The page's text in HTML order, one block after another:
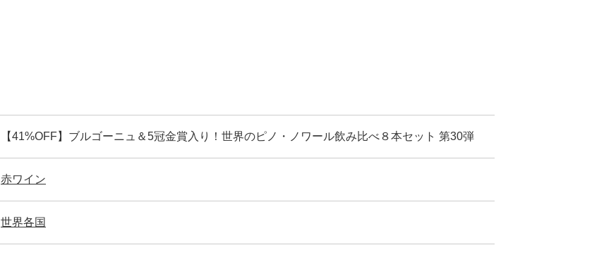
【41%OFF】ブルゴーニュ＆5冠金賞入り！世界のピノ・ノワール飲み比べ８本セット 第30弾
赤ワイン
世界各国